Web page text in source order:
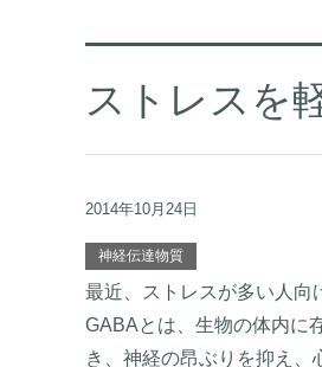
ストレスを
2014年10月24日
神経伝達物質
最近、ストレスが多い人向
GABAとは、生物の体内に
き、神経の昂ぶりを抑え、